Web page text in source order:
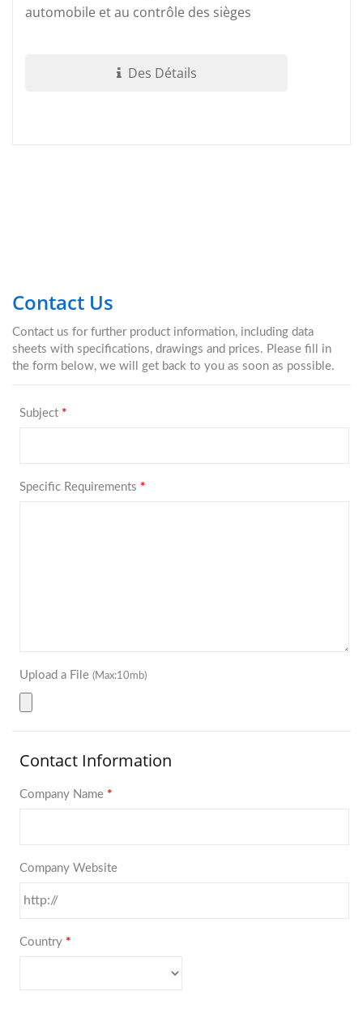
automobile et au contrôle des sièges
Des Détails